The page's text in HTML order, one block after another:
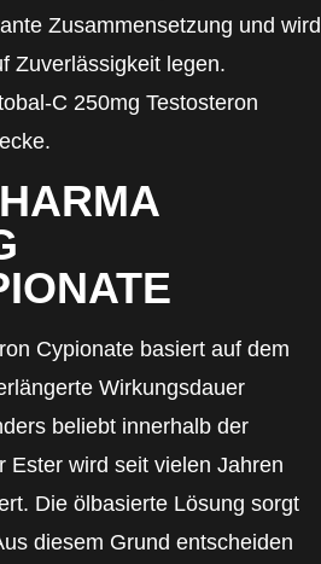
Zusammensetzung und wird
Zuverlässigkeit legen.
C 250mg Testosteron
Cypionate basiert auf dem
Wirkungsdauer
beliebt innerhalb der
Ester wird seit vielen Jahren
Die ölbasierte Lösung sorgt
diesem Grund entscheiden